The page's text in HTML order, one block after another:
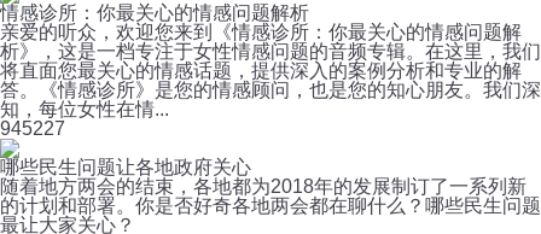
情感诊所：你最关心的情感问题解析
亲爱的听众，欢迎您来到《情感诊所：你最关心的情感问题解
析》，这是一档专注于女性情感问题的音频专辑。在这里，我们
将直面您最关心的情感话题，提供深入的案例分析和专业的解
答。《情感诊所》是您的情感顾问，也是您的知心朋友。我们深
知，每位女性在情...
945227
哪些民生问题让各地政府关心
随着地方两会的结束，各地都为2018年的发展制订了一系列新
的计划和部署。你是否好奇各地两会都在聊什么？哪些民生问题
最让大家关心？